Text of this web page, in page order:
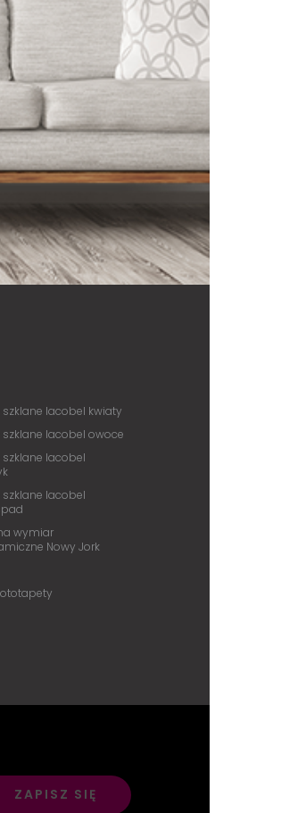
szklane lacobel kwiaty
szklane lacobel owoce
szklane lacobel
szklane lacobel
wymiar
Nowy Jork
ZAPISZ SIĘ